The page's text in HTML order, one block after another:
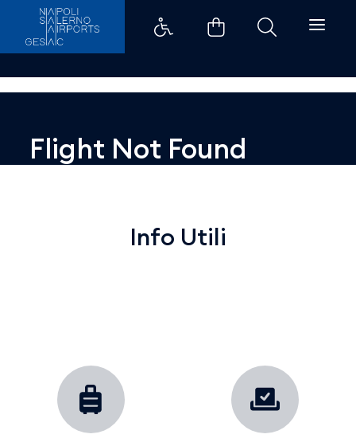
Dettaglio - Aeroporti di Napoli
Flight Not Found
Info Utili